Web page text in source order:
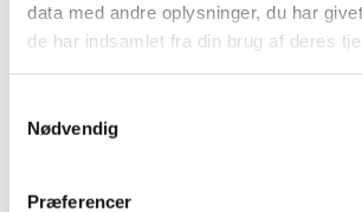
data med andre oplysninger, du har
de har indsamlet fra din brug af deres
Nødvendig
Præferencer